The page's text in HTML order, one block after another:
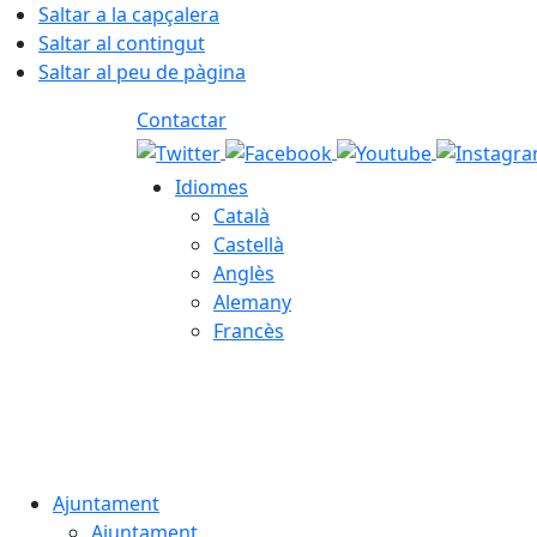
Saltar a la capçalera
Saltar al contingut
Saltar al peu de pàgina
Contactar
Idiomes
Català
Castellà
Anglès
Alemany
Francès
Ajuntament